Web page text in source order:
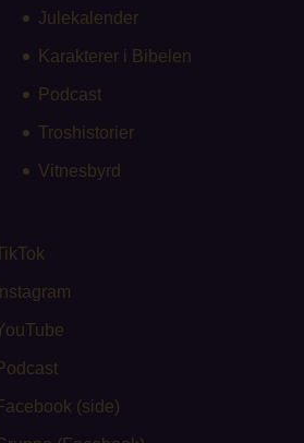
Julekalender
Karakterer i Bibelen
Podcast
Troshistorier
Vitnesbyrd
Instagram
(side)